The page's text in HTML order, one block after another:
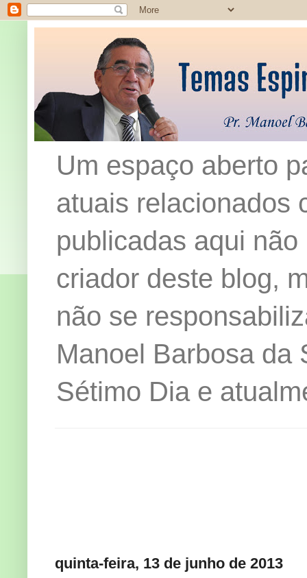
Um espaço aberto
atuais relacionados
publicadas aqui
criador deste blog,
não se
Manoel Barbosa da
Sétimo Dia e
quinta-feira, 13 de junho de 2013